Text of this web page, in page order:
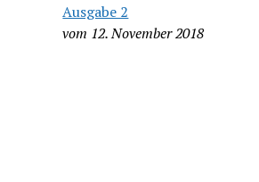
Ausgabe 2
vom 12. November 2018